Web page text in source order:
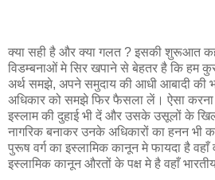
क्या सही है और क्या गलत ? इसकी शुरूआत
विडम्बनाओं मे सिर खपाने से बेहतर है कि हम
अर्थ समझे, अपने समुदाय की आधी आबादी की
अधिकार को समझे फिर फैसला लें। ऐसा करना
इस्लाम की दुहाई भी दें और उसके उसूलों के
नागरिक बनाकर उनके अधिकारों का हनन भी
पुरूष वर्ग का इस्लामिक कानून मे फायदा है
इस्लामिक कानून औरतों के पक्ष मे है वहाँ